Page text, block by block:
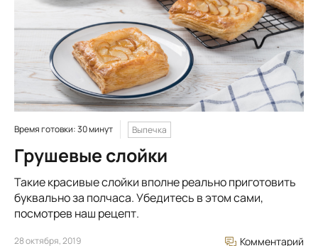
Время готовки: 30 минут Выпечка
Грушевые слойки
Такие красивые слойки вполне реально приготовить
буквально за полчаса. Убедитесь в этом сами,
посмотрев наш рецепт.
28 октября, 2019 Комментарий